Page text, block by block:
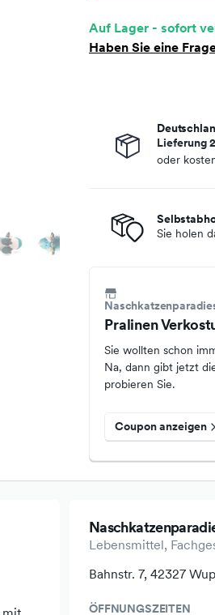
Auf Lager - sofort
Haben Sie eine
Lieferung
oder
Sie holen
Pralinen
Sie wollten schon
Na, dann gibt jetzt
probieren Sie.
Coupon anzeigen
Lebensmittel,
Bahnstr. 7, 42327
ÖFFNUNGSZEITEN